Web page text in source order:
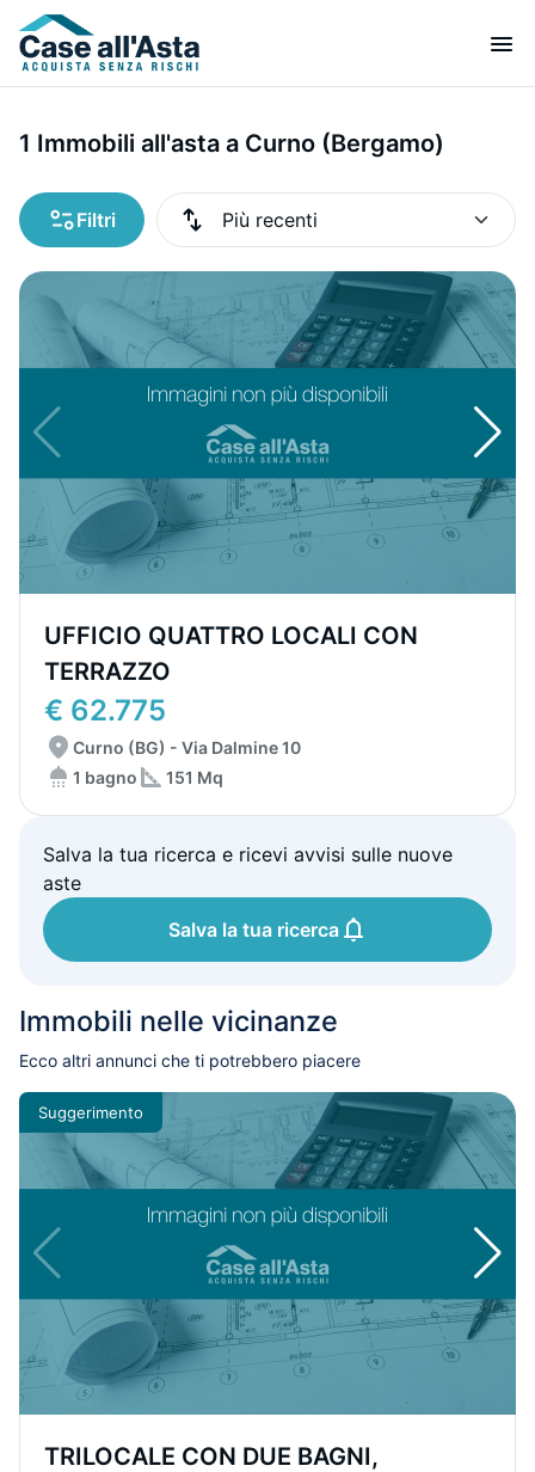
1 Immobili all'asta a Curno (Bergamo)
Filtri
UFFICIO QUATTRO LOCALI CON
TERRAZZO
€ 62.775
Curno (BG) - Via Dalmine 10
1 bagno
151 Mq
Salva la tua ricerca e ricevi avvisi sulle nuove
aste
Salva la tua ricerca
Immobili nelle vicinanze
Ecco altri annunci che ti potrebbero piacere
Suggerimento
TRILOCALE CON DUE BAGNI,